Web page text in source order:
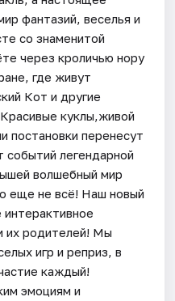
фантазий, веселья и
со знаменитой
через кроличью нору
где живут
Кот и другие
куклы,живой
постановки перенесут
событий легендарной
волшебный мир
еще не всё! Наш новый
их родителей! Мы
игр и реприз, в
каждый!
эмоциям и